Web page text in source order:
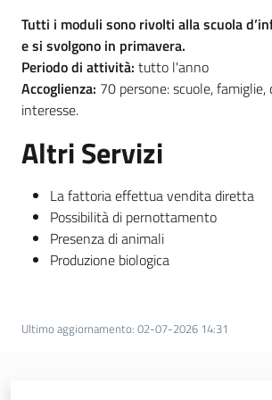
Tutti i moduli sono rivolti alla scuola
e si svolgono in primavera.
Periodo di attività: tutto l'anno
Accoglienza: 70 persone: scuole, famiglie,
interesse.
Altri Servizi
La fattoria effettua vendita diretta
Possibilità di pernottamento
Presenza di animali
Produzione biologica
Ultimo aggiornamento: 02-07-2026 14:31